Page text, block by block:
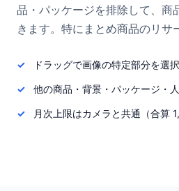
品・パッケージを排除して、商
きます。特にまとめ商品のリサ
ドラッグで画像の特定部分を選択
他の商品・背景・パッケージ・
月次上限はカメラと共通（合算